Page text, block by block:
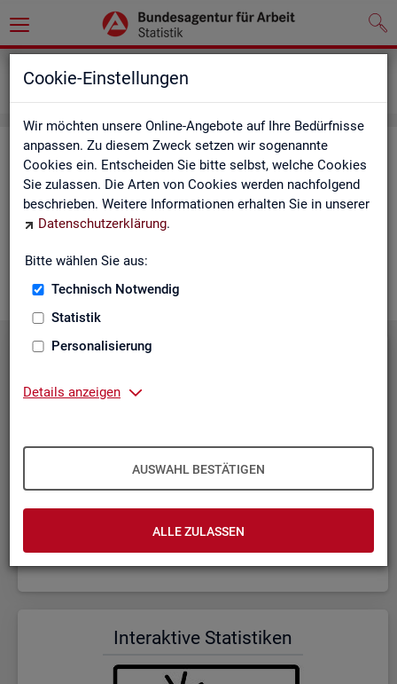
Cookie-Einstellungen
Wir möchten unsere Online-Angebote auf Ihre Bedürfnisse
anpassen. Zu diesem Zweck setzen wir sogenannte
Cookies ein. Entscheiden Sie bitte selbst, welche Cookies
Sie zulassen. Die Arten von Cookies werden nachfolgend
beschrieben. Weitere Informationen erhalten Sie in unserer
Datenschutzerklärung.
Bitte wählen Sie aus:
Technisch Notwendig
Statistik
Personalisierung
Details anzeigen
AUSWAHL BESTÄTIGEN
ALLE ZULASSEN
Me­dia­thek
In der Me­dia­thek fin­den Sie leicht ver­ständ­li­che Kurz­vi­de­os
zu zen­tra­len The­men der Sta­tis­tik der BA. Wir er­gän­zen unser
Vi­deo­an­ge­bot nach und nach. Wün­schen Sie sich ein Video
zu einem be­stimm­ten Thema? Dann kon­tak­tie­ren Sie
In­ter­ak­ti­ve Sta­tis­ti­ken